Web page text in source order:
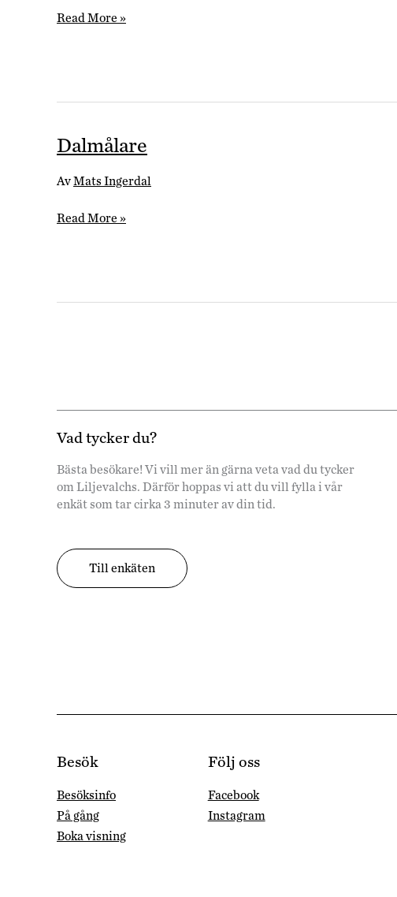
Historia
Read More »
Dalmålare
AvMats Ingerdal
Dalmålare
Read More »
Vad tycker du?
Bästa besökare! Vi vill mer än gärna veta vad du tycker
om Liljevalchs. Därför hoppas vi att du vill fylla i vår
enkät som tar cirka 3 minuter av din tid.
Till enkäten
Besök
Besöksinfo
På gång
Boka visning
Följ oss
Facebook
Instagram